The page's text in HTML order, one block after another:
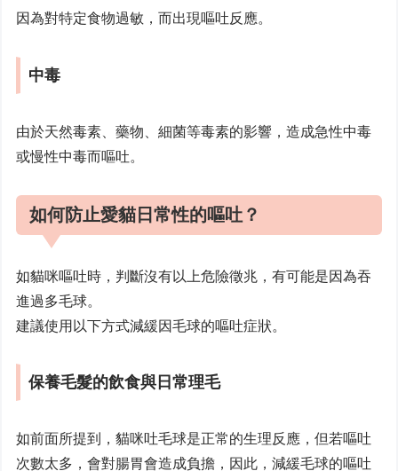
因為對特定食物過敏，而出現嘔吐反應。
中毒
由於天然毒素、藥物、細菌等毒素的影響，造成急性中毒
或慢性中毒而嘔吐。
如何防止愛貓日常性的嘔吐？
如貓咪嘔吐時，判斷沒有以上危險徵兆，有可能是因為吞
進過多毛球。
建議使用以下方式減緩因毛球的嘔吐症狀。
保養毛髮的飲食與日常理毛
如前面所提到，貓咪吐毛球是正常的生理反應，但若嘔吐
次數太多，會對腸胃會造成負擔，因此，減緩毛球的嘔吐